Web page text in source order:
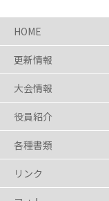
HOME
更新情報
大会情報
役員紹介
各種書類
リンク